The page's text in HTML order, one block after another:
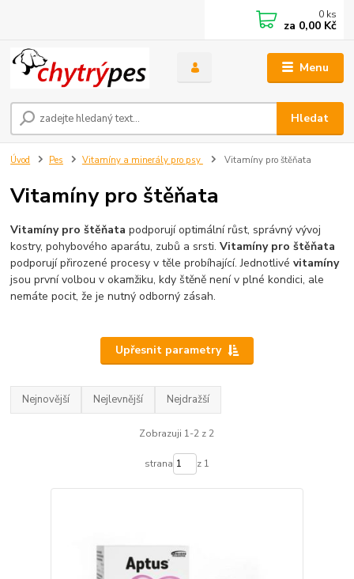
Menu
Hledat
0 ks
za 0,00 Kč
Úvod Pes Vitamíny a minerály pro psy Vitamíny pro štěňata
Vitamíny pro štěňata
Vitamíny pro štěňata podporují optimální růst, správný vývoj
kostry, pohybového aparátu, zubů a srsti.Vitamíny pro štěňata
podporují přirozené procesy v těle probíhající. Jednotlivévitamíny
jsou první volbou v okamžiku, kdy štěně není v plné kondici, ale
nemáte pocit, že je nutný odborný zásah.
Upřesnit parametry
Nejnovější Nejlevnější Nejdražší
Zobrazuji 1-2 z 2
strana z 1